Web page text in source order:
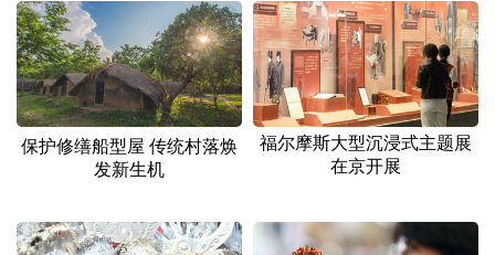
广东 广西 海南 重庆
四川 贵州 云南 西藏
陕西 甘肃 青海 宁夏
新疆 内蒙古
多语种频道
保护修缮船型屋 传统村落焕
发新生机
福尔摩斯大型沉浸式主题展
在京开展